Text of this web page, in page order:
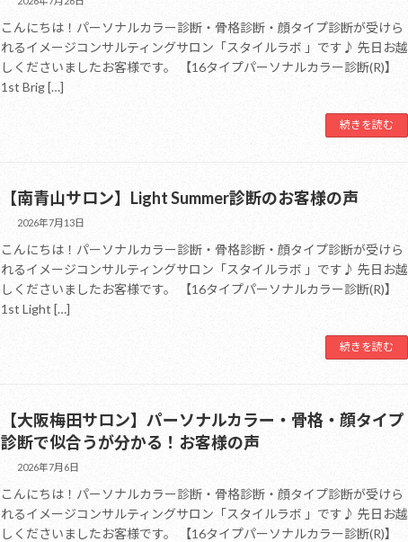
こんにちは！パーソナルカラー診断・骨格診断・顔タイプ診断が受けら
れるイメージコンサルティングサロン「スタイルラボ 」です♪ 先日お越
しくださいましたお客様です。 【16タイプパーソナルカラー診断(R)】
1st Brig […]
続きを読む
【南青山サロン】Light Summer診断のお客様の声
2026年7月13日
こんにちは！パーソナルカラー診断・骨格診断・顔タイプ診断が受けら
れるイメージコンサルティングサロン「スタイルラボ 」です♪ 先日お越
しくださいましたお客様です。 【16タイプパーソナルカラー診断(R)】
1st Light […]
続きを読む
【大阪梅田サロン】パーソナルカラー・骨格・顔タイプ
診断で似合うが分かる！お客様の声
2026年7月6日
こんにちは！パーソナルカラー診断・骨格診断・顔タイプ診断が受けら
れるイメージコンサルティングサロン「スタイルラボ 」です♪ 先日お越
しくださいましたお客様です。 【16タイプパーソナルカラー診断(R)】